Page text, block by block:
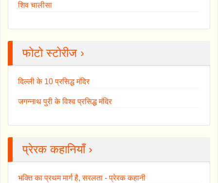
शिव चालीसा
फोटो स्टोरीज ›
दिल्ली के 10 प्रसिद्ध मंदिर
जगन्नाथ पुरी के विश्व प्रसिद्ध मंदिर
प्रेरक कहानियाँ ›
भक्ति का प्रथम मार्ग है, सरलता - प्रेरक कहानी